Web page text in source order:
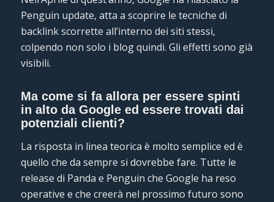
Penguin update, atta a scoprire le tecniche di
backlink scorrette all’interno dei siti stessi,
colpendo non solo i blog quindi. Gli effetti sono già
visibili.
Ma come si fa allora per essere spinti
in alto da Google ed essere trovati dai
potenziali clienti?
La risposta in linea teorica è molto semplice ed è
quello che da sempre si dovrebbe fare. Tutte le
release di Panda e Penguin che Google ha reso
operative e che creerà nel prossimo futuro sono